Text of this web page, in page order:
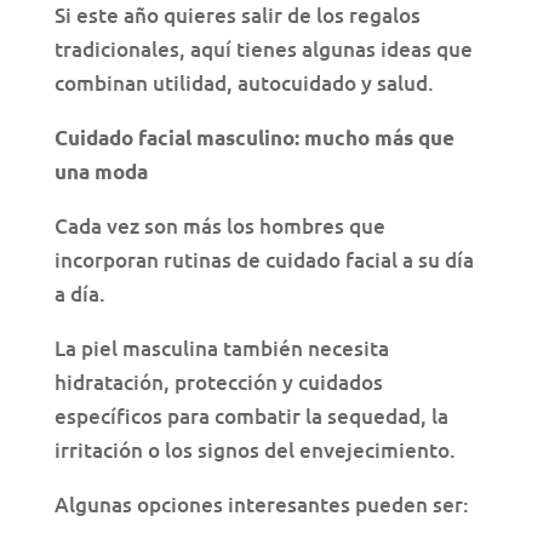
Si este año quieres salir de los regalos
tradicionales, aquí tienes algunas ideas que
combinan utilidad, autocuidado y salud.
Cuidado facial masculino: mucho más que
una moda
Cada vez son más los hombres que
incorporan rutinas de cuidado facial a su día
a día.
La piel masculina también necesita
hidratación, protección y cuidados
específicos para combatir la sequedad, la
irritación o los signos del envejecimiento.
Algunas opciones interesantes pueden ser: